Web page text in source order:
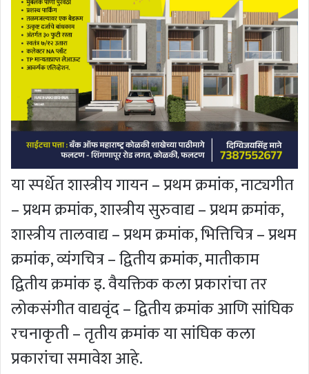
या स्पर्धेत शास्त्रीय गायन – प्रथम क्रमांक, नाट्यगीत
– प्रथम क्रमांक, शास्त्रीय सुरुवाद्य – प्रथम क्रमांक,
शास्त्रीय तालवाद्य – प्रथम क्रमांक, भित्तिचित्र – प्रथम
क्रमांक, व्यंगचित्र – द्वितीय क्रमांक, मातीकाम
द्वितीय क्रमांक इ. वैयक्तिक कला प्रकारांचा तर
लोकसंगीत वाद्यवृंद – द्वितीय क्रमांक आणि सांघिक
रचनाकृती – तृतीय क्रमांक या सांघिक कला
प्रकारांचा समावेश आहे.